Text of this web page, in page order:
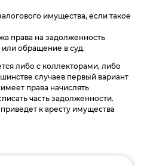
имущества, если такое
права на задолженность
или обращение в суд.
либо с коллекторами, либо
случаев первый вариант
права начислять
часть задолженности.
к аресту имущества